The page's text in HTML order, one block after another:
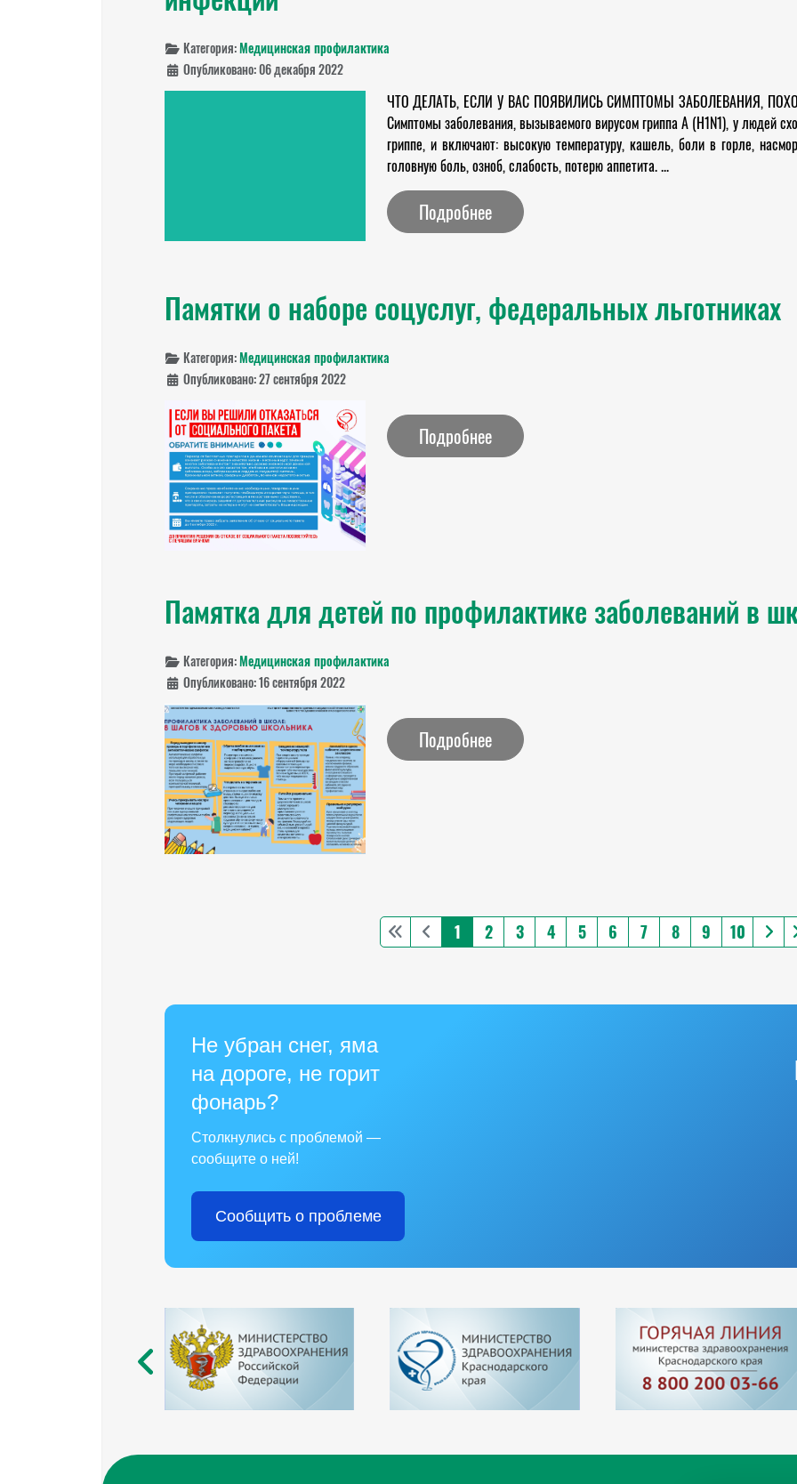
Категория:Медицинская профилактика
Опубликовано: 06 декабря 2022
ЧТО ДЕЛАТЬ, ЕСЛИ У ВАС ПОЯВИЛИСЬ СИМПТОМЫ ЗАБОЛЕВАНИЯ,
Симптомы заболевания, вызываемого вирусом гриппа A (H1N1), у людей
гриппе, и включают: высокую температуру, кашель, боли в горле,
головную боль, озноб, слабость, потерю аппетита. ...
Подробнее
Памятки о наборе соцуслуг, федеральных льготниках
Категория:Медицинская профилактика
Опубликовано: 27 сентября 2022
Подробнее
Памятка для детей по профилактике заболеваний в
Категория:Медицинская профилактика
Опубликовано: 16 сентября 2022
Подробнее
1 2 3 4 5 6 7 8 9 10
Не убран снег, яма
на дороге, не горит
фонарь?
Столкнулись с проблемой —
сообщите о ней!
Сообщить о проблеме